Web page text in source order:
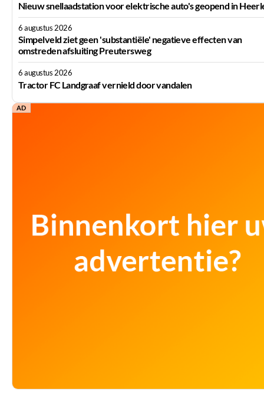
Nieuw snellaadstation voor elektrische auto's geopend in
6 augustus 2026
Simpelveld ziet geen 'substantiële' negatieve effecten van
omstreden afsluiting Preutersweg
6 augustus 2026
Tractor FC Landgraaf vernield door vandalen
AD